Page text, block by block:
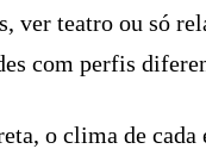
ver teatro ou só
com perfis
o clima de